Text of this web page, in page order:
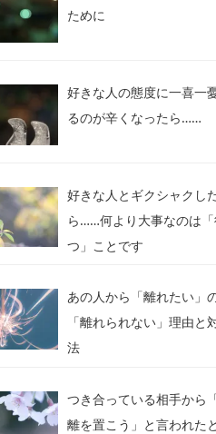
ために
好きな人の態度に一喜一
るのが辛くなったら……
好きな人とギクシャクし
ら……何より大事なのは
つ」ことです
あの人から「離れたい」
「離れられない」理由と
法
つき合っている相手から
離を置こう」と言われた